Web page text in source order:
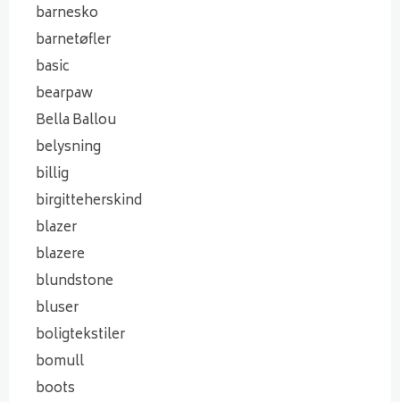
barnesko
barnetøfler
basic
bearpaw
Bella Ballou
belysning
billig
birgitteherskind
blazer
blazere
blundstone
bluser
boligtekstiler
bomull
boots